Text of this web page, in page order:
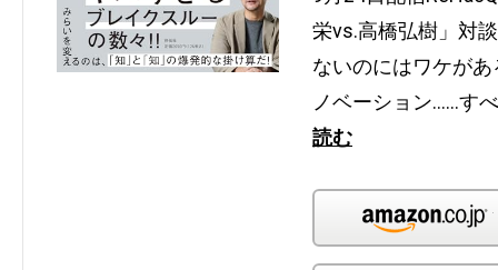
栄vs.高橋弘樹」対
ないのにはワケが
ノベーション……す
読む